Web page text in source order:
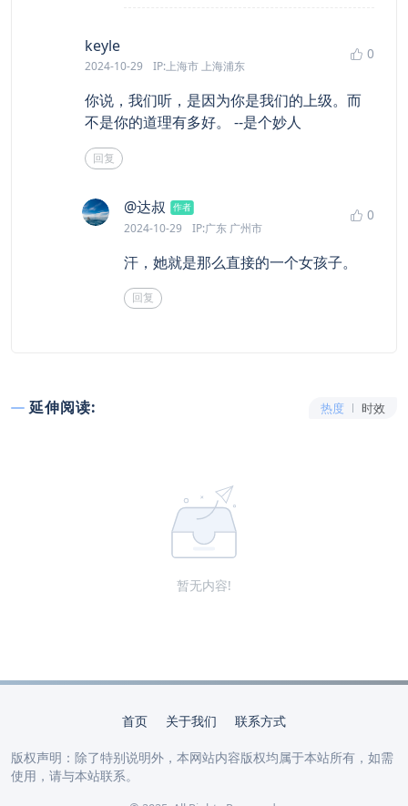
0
keylesays:
2024-10-29 IP:上海市 上海浦东
你说，我们听，是因为你是我们的上级。而
不是你的道理有多好。 --是个妙人
回复
0
@达叔says:
作者
2024-10-29 IP:广东 广州市
汗，她就是那么直接的一个女孩子。
回复
延伸阅读: 热度 时效
暂无内容!
首页 关于我们 联系方式
版权声明：除了特别说明外，本网站内容版权均属于本站所有，如需
使用，请与本站联系。